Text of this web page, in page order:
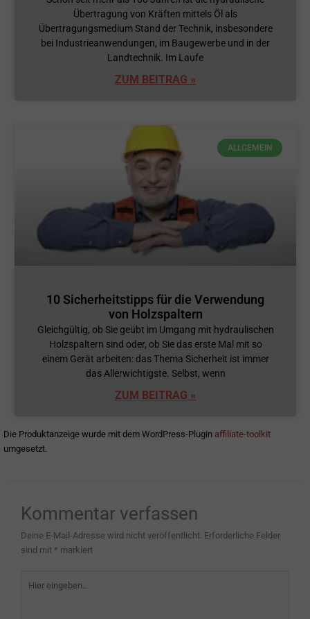
Übertragung von Kräften mittels Öl als
Übertragungsmedium Stand der Technik, insbesondere
bei Industrieanwendungen, im Baugewerbe und in der
Landtechnik. Im Laufe
ZUM BEITRAG »
ALLGEMEIN
10 Sicherheitstipps für die Verwendung
von Holzspaltern
Gleichgültig, ob Sie geübt im Umgang mit hydraulischen
Holzspaltern sind oder, ob Sie das erste Mal mit so
einem Gerät arbeiten: das Thema Sicherheit ist immer
das Allerwichtigste. Selbst, wenn
ZUM BEITRAG »
Die Produktanzeige wurde mit dem WordPress-Plugin affiliate-toolkit
umgesetzt.
Kommentar verfassen
Deine E-Mail-Adresse wird nicht veröffentlicht. Erforderliche Felder
sind mit * markiert
eingeben…